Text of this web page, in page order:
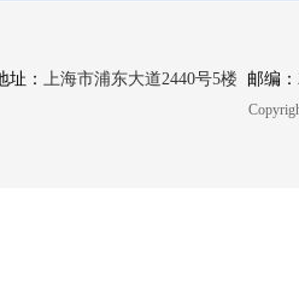
址： 上海市浦东大道2440号5楼 邮编